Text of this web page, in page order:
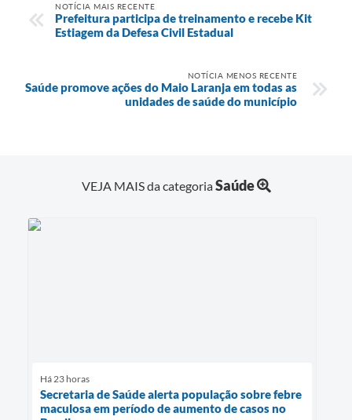
NOTÍCIA MAIS RECENTE
Prefeitura participa de treinamento e recebe Kit
Estiagem da Defesa Civil Estadual
NOTÍCIA MENOS RECENTE
Saúde promove ações do Maio Laranja em todas as
unidades de saúde do município
VEJA MAIS da categoriaSaúde
Há 23 horas
Secretaria de Saúde alerta população sobre febre
maculosa em período de aumento de casos no